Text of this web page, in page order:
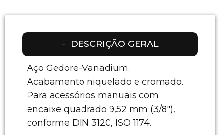
DESCRIÇÃO GERAL
Aço Gedore-Vanadium.
Acabamento niquelado e cromado.
Para acessórios manuais com
encaixe quadrado 9,52 mm (3/8"),
conforme DIN 3120, ISO 1174.